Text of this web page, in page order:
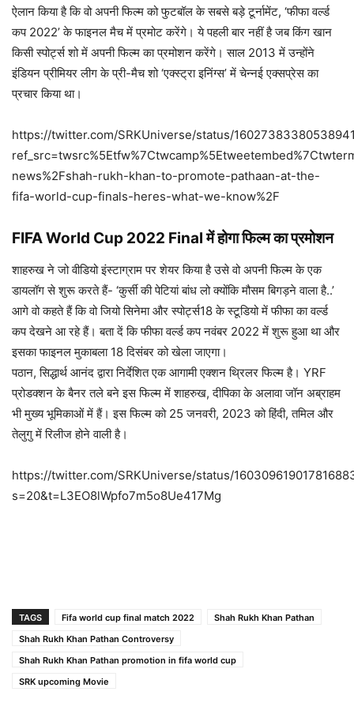
ऐलान किया है कि वो अपनी फिल्म को फुटबॉल के सबसे बड़े टूर्नामेंट, ‘फीफा वर्ल्ड
कप 2022’ के फाइनल मैच में प्रमोट करेंगे। येपहली बार नहीं है जब किंग खान
किसी स्पोर्ट्स शो में अपनी फिल्म का प्रमोशन करेंगे। साल 2013 में उन्होंने
इंडियन प्रीमियर लीग के प्री-मैच शो ‘एक्स्ट्रा इनिंग्स’ में चेन्नई एक्सप्रेस का
प्रचार किया था।
https://twitter.com/SRKUniverse/status/
news%2Fshah-rukh-khan-to-promote-pathaan-at-the-
fifa-world-cup-finals-heres-what-we-know%2F
FIFA World Cup 2022 Final में होगा फिल्म का प्रमोशन
शाहरुख ने जो वीडियो इंस्टाग्राम पर शेयर किया है उसे वो अपनी फिल्म के एक
डायलॉग से शुरू करते हैं- ‘कुर्सी की पेटियां बांध लो क्योंकि मौसम बिगड़ने वाला है..’
आगे वो कहते हैं कि वो जियो सिनेमा और स्पोर्ट्स18 के स्टूडियो में फीफा का वर्ल्ड
कप देखने आ रहे हैं। बता दें कि फीफा वर्ल्ड कप नवंबर 2022 में शुरू हुआ था और
इसका फाइनल मुकाबला 18 दिसंबर को खेला जाएगा।
पठान, सिद्धार्थ आनंद द्वारा निर्देशित एक आगामी एक्शन थ्रिलर फिल्म है। YRF
प्रोडक्शन के बैनर तले बने इस फिल्म में शाहरुख, दीपिका के अलावा जॉन अब्राहम
भी मुख्य भूमिकाओं में हैं। इस फिल्म को 25 जनवरी, 2023 को हिंदी, तमिल और
तेलुगु में रिलीज होने वाली है।
https://twitter.com/SRKUniverse/status/
s=20&t=L3EO8lWpfo7m5o8Ue417Mg
TAGS Fifa world cup final match 2022
Shah Rukh Khan Pathan
Shah Rukh Khan Pathan Controversy
Shah Rukh Khan Pathan promotion in fifa world cup
SRK upcoming Movie